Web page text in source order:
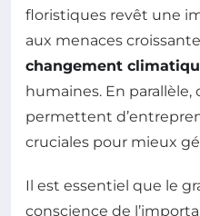
floristiques revêt une
aux menaces
changement
humaines. En parallèle,
permettent
cruciales pour mieux
Il est essentiel que le
conscience de